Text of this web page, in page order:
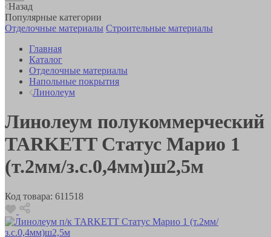
Назад
Популярные категории
Отделочные материалы Строительные материалы
Главная
Каталог
Отделочные материалы
Напольные покрытия
Линолеум
Линолеум полукоммерческий
TARKETT Статус Марио 1
(т.2мм/з.с.0,4мм)ш2,5м
Код товара: 611518